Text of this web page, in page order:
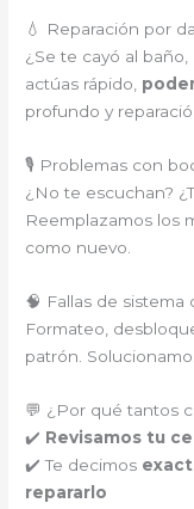
💧 Reparación por
¿Se te cayó al baño,
actúas rápido,
profundo y
🎙️ Problemas con
¿No te escuchan?
Reemplazamos los
como nuevo.
🧠 Fallas de sistema
Formateo,
patrón.
💬 ¿Por qué tantos
✔️ Revisamos tu
✔️ Te decimos
repararlo